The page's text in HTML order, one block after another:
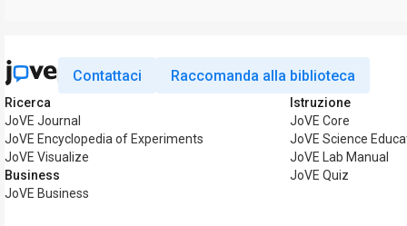
Contattaci Raccomanda alla biblioteca
Ricerca
JoVE Journal
JoVE Encyclopedia of Experiments
JoVE Visualize
Business
JoVE Business
Istruzione
JoVE Core
JoVE Science
JoVE Lab Manual
JoVE Quiz